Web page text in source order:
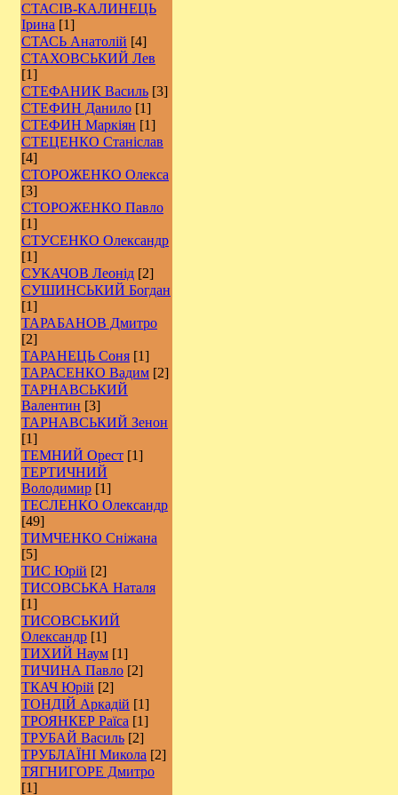
СТАСІВ-КАЛИНЕЦЬ
Ірина [1]
СТАСЬ Анатолій [4]
СТАХОВСЬКИЙ Лев
[1]
СТЕФАНИК Василь [3]
СТЕФИН Данило [1]
СТЕФИН Маркіян [1]
СТЕЦЕНКО Станіслав
[4]
СТОРОЖЕНКО Олекса
[3]
СТОРОЖЕНКО Павло
[1]
СТУСЕНКО Олександр
[1]
СУКАЧОВ Леонід [2]
СУШИНСЬКИЙ Богдан
[1]
ТАРАБАНОВ Дмитро
[2]
ТАРАНЕЦЬ Соня [1]
ТАРАСЕНКО Вадим [2]
ТАРНАВСЬКИЙ
Валентин [3]
ТАРНАВСЬКИЙ Зенон
[1]
ТЕМНИЙ Орест [1]
ТЕРТИЧНИЙ
Володимир [1]
ТЕСЛЕНКО Олександр
[49]
ТИМЧЕНКО Сніжана
[5]
ТИС Юрій [2]
ТИСОВСЬКА Наталя
[1]
ТИСОВСЬКИЙ
Олександр [1]
ТИХИЙ Наум [1]
ТИЧИНА Павло [2]
ТКАЧ Юрій [2]
ТОНДІЙ Аркадій [1]
ТРОЯНКЕР Раїса [1]
ТРУБАЙ Василь [2]
ТРУБЛАЇНІ Микола [2]
ТЯГНИГОРЕ Дмитро
[1]